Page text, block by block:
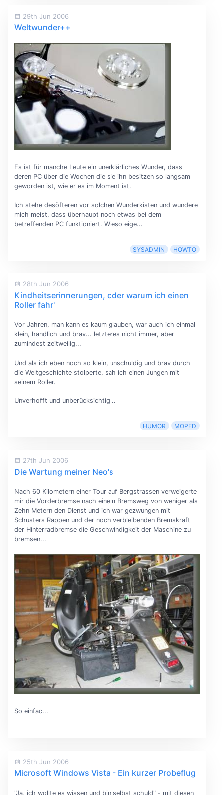
29th Jun 2006
Weltwunder++
Es ist für manche Leute ein unerklärliches Wunder, dass
deren PC über die Wochen die sie ihn besitzen so langsam
geworden ist, wie er es im Moment ist.
Ich stehe desöfteren vor solchen Wunderkisten und wundere
mich meist, dass überhaupt noch etwas bei dem
betreffenden PC funktioniert. Wieso eige...
SYSADMIN HOWTO
28th Jun 2006
Kindheitserinnerungen, oder warum ich einen
Roller fahr'
Vor Jahren, man kann es kaum glauben, war auch ich einmal
klein, handlich und brav... letzteres nicht immer, aber
zumindest zeitweilig...
Und als ich eben noch so klein, unschuldig und brav durch
die Weltgeschichte stolperte, sah ich einen Jungen mit
seinem Roller.
Unverhofft und unberücksichtig...
HUMOR MOPED
27th Jun 2006
Die Wartung meiner Neo's
Nach 60 Kilometern einer Tour auf Bergstrassen verweigerte
mir die Vorderbremse nach einem Bremsweg von weniger als
Zehn Metern den Dienst und ich war gezwungen mit
Schusters Rappen und der noch verbleibenden Bremskraft
der Hinterradbremse die Geschwindigkeit der Maschine zu
bremsen...
So einfac...
25th Jun 2006
Microsoft Windows Vista - Ein kurzer Probeflug
"Ja, ich wollte es wissen und bin selbst schuld" - mit diesen